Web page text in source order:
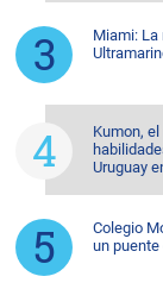
Miami:
Kumon,
Uruguay
Colegio
un puente